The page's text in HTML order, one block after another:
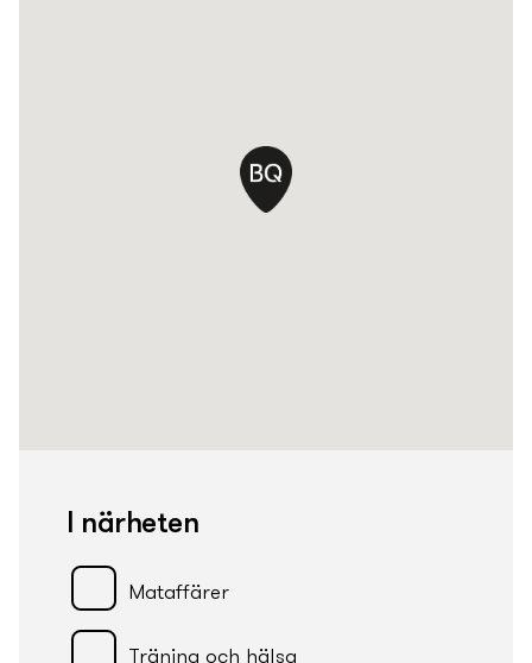
I närheten
Mataffärer
Träning och hälsa